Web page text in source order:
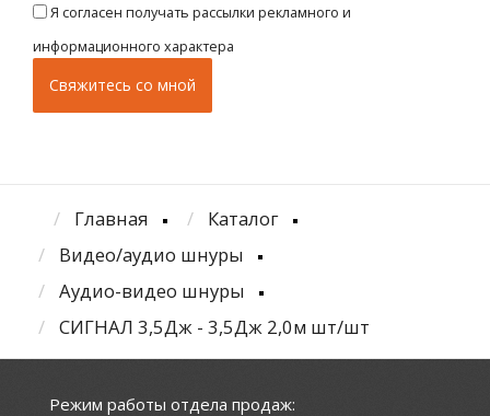
Я согласен получать рассылки рекламного и
информационного характера
Главная
Каталог
Видео/аудио шнуры
Аудио-видео шнуры
СИГНАЛ 3,5Дж - 3,5Дж 2,0м шт/шт
Режим работы отдела продаж: